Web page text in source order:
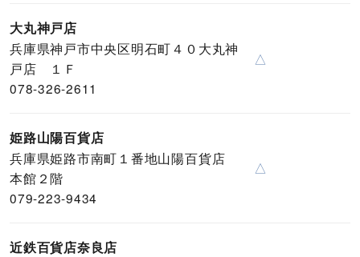
大丸神戸店
兵庫県神戸市中央区明石町４０大丸神
戸店 １Ｆ
078-326-2611
△
姫路山陽百貨店
兵庫県姫路市南町１番地山陽百貨店
本館２階
079-223-9434
△
近鉄百貨店奈良店